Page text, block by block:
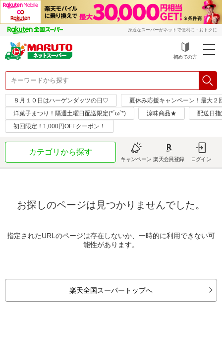
身近なスーパーがネットで便利に・おトクに
初めての方
８月１０日はハーゲンダッツの日♡
夏休み応援キャンペーン！最大２
洋菓子まつり！隔週土曜日配送限定(*´ω`*)
涼味商品★
配送日
初回限定！1,000円OFFクーポン！
カテゴリから探す
キャンペーン 楽天会員登録 ログイン
お探しのページは見つかりませんでした。
指定されたURLのページは存在しないか、一時的に利用できない可
能性があります。
楽天全国スーパートップへ